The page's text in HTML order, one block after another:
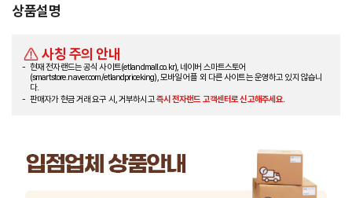
상품설명
사칭 주의 안내
현재 전자랜드는 공식 사이트(etlandmall.co.kr), 네이버 스마트스토어
(smartstore.naver.com/etlandpriceking), 모바일 어플 외 다른 사이트는 운영하고 있지 않습니
다.
판매자가 현금 거래 요구 시, 거부하시고즉시 전자랜드 고객센터로 신고해주세요.